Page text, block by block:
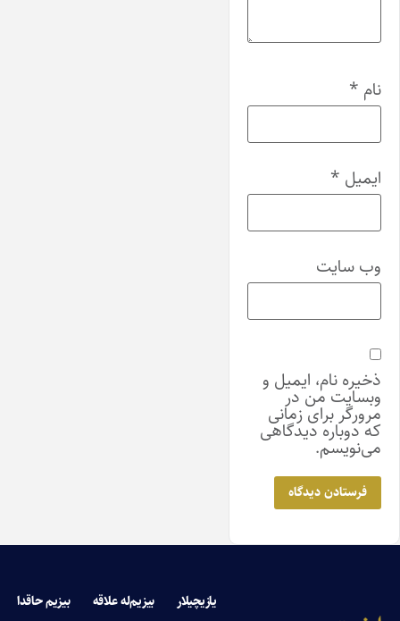
نام *
ایمیل *
وب‌ سایت
ذخیره نام، ایمیل و
وبسایت من در
مرورگر برای زمانی
که دوباره دیدگاهی
می‌نویسم.
یازیچیلار بیزیم‌له علاقه بیزیم حاقدا